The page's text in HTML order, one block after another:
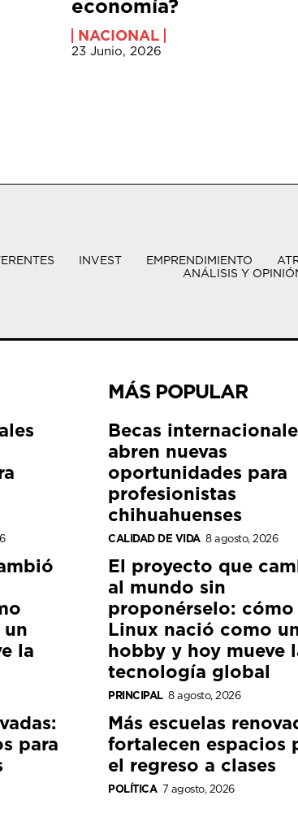
economía?
NACIONAL
23 Junio, 2026
INVEST EMPRENDIMIENTO
ANÁLISIS Y
la
para
MÁS POPULAR
Becas
abren nuevas
oportunidades para
profesionistas
chihuahuenses
CALIDAD DE VIDA 8 agosto, 2026
El proyecto que
al mundo sin
proponérselo: cómo
Linux nació como
hobby y hoy mueve
tecnología global
PRINCIPAL 8 agosto, 2026
Más escuelas
fortalecen espacios
el regreso a clases
POLÍTICA 7 agosto, 2026